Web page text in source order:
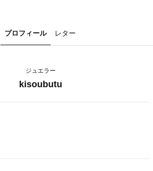
プロフィール レター
ジュエラー
kisoubutu